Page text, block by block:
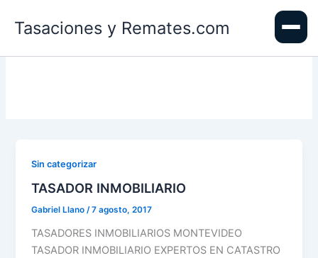
Tasaciones y Remates.com
Sin categorizar
TASADOR INMOBILIARIO
Gabriel Llano/7 agosto, 2017
TASADORES INMOBILIARIOS MONTEVIDEO
TASADOR INMOBILIARIO EXPERTOS EN CATASTRO